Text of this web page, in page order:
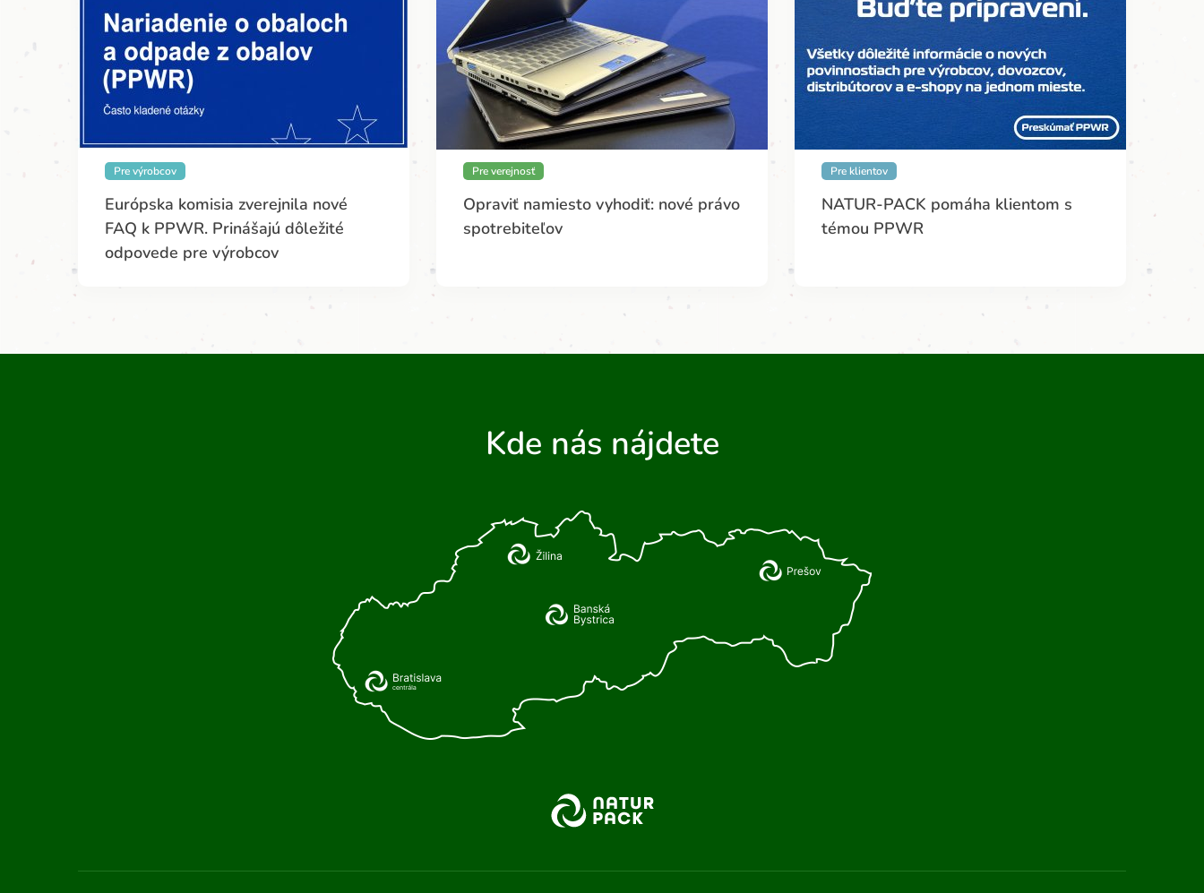
Pre výrobcov
Európska komisia zverejnila nové
FAQ k PPWR. Prinášajú dôležité
odpovede pre výrobcov
Pre verejnosť
Opraviť namiesto vyhodiť: nové právo
spotrebiteľov
Pre klientov
NATUR-PACK pomáha klientom s
témou PPWR
Kde nás nájdete